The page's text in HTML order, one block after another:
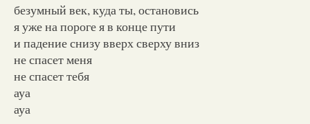
безумный век, куда ты, остановись
я уже на пороге я в конце пути
и падение снизу вверх сверху вниз
не спасет меня
не спасет тебя
ауа
ауа